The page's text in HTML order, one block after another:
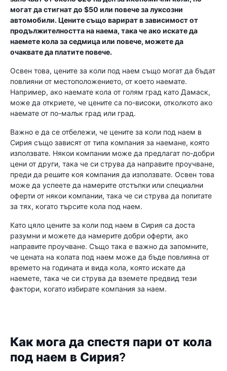
могат да стигнат до $50 или повече за луксозни
автомобили. Цените също варират в зависимост от
продължителността на наема, така че ако искате да
наемете кола за седмица или повече, можете да
очаквате да платите повече.
Освен това, цените за коли под наем също могат да бъдат
повлияни от местоположението, от което наемате.
Например, ако наемате кола от голям град като Дамаск,
може да откриете, че цените са по-високи, отколкото ако
наемате от по-малък град или град.
Важно е да се отбележи, че цените за коли под наем в
Сирия също зависят от типа компания за наемане, която
използвате. Някои компании може да предлагат по-добри
цени от други, така че си струва да направите проучване,
преди да решите коя компания да използвате. Освен това
може да успеете да намерите отстъпки или специални
оферти от някои компании, така че си струва да попитате
за тях, когато търсите кола под наем.
Като цяло цените за коли под наем в Сирия са доста
разумни и можете да намерите добри оферти, ако
направите проучване. Също така е важно да запомните,
че цената на колата под наем може да бъде повлияна от
времето на годината и вида кола, която искате да
наемете, така че си струва да вземете предвид тези
фактори, когато избирате компания за наем.
Как мога да спестя пари от кола
под наем в Сирия?